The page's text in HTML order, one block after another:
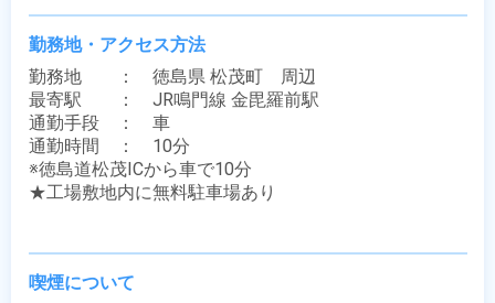
勤務地・アクセス方法
勤務地　　：　徳島県 松茂町　周辺
最寄駅　　：　JR鳴門線 金毘羅前駅
通勤手段　：　車
通勤時間　：　10分
※徳島道松茂ICから車で10分
★工場敷地内に無料駐車場あり
喫煙について